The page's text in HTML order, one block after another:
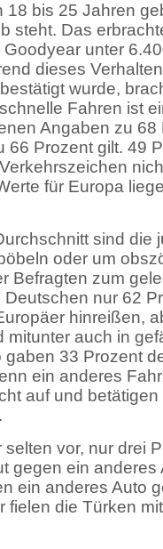
18 bis 25 Jahren
steht. Das
unter
dieses
wurde,
Fahren ist
Angaben zu 68
66 Prozent gilt. 49
für Europa
sind die
oder um
Befragten zum
nur 62
hinreißen,
mitunter auch in
33 Prozent
ein anderes
auf und
vor, nur drei
gegen ein anderes
ein anderes Auto
fielen die Türken